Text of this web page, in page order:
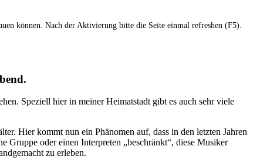
können. Nach der Aktivierung bitte die Seite einmal refreshen (F5).
Speziell hier in meiner Heimatstadt gibt es auch sehr viele
Hier kommt nun ein Phänomen auf, dass in den letzten Jahren
Gruppe oder einen Interpreten „beschränkt“, diese Musiker
zu erleben.